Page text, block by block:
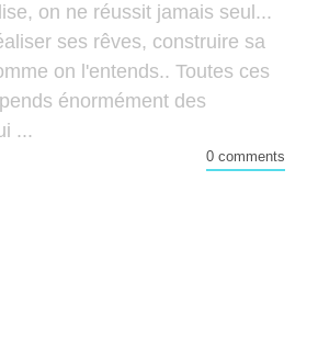
on ne réussit jamais seul...
ses rêves, construire sa
on l'entends.. Toutes ces
énormément des
...
0 comments